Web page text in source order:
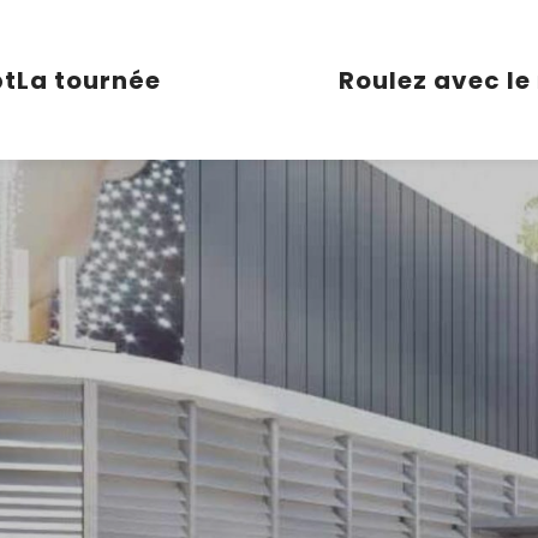
La tournée Roulez avec